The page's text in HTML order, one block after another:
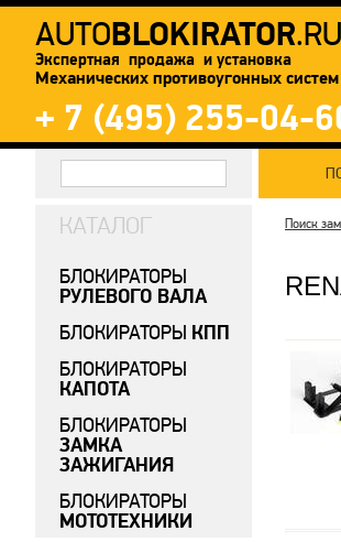
AUTOBLOKIRATOR.RU
Экспертная продажа и установка
Механических противоугонных систем
+ 7 (495) 255-04-
Поиск
КАТАЛОГ
БЛОКИРАТОРЫ
РУЛЕВОГО ВАЛА
БЛОКИРАТОРЫ КПП
БЛОКИРАТОРЫ
КАПОТА
БЛОКИРАТОРЫ
ЗАМКА
ЗАЖИГАНИЯ
БЛОКИРАТОРЫ
МОТОТЕХНИКИ